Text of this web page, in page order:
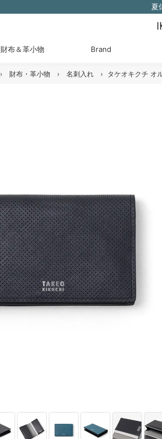
夏
財布＆革小物 Brand
› 財布・革小物 › 名刺入れ › タケオキクチ オ